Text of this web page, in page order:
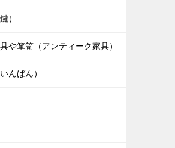
）
や箪笥（アンティーク家具）
んばん）